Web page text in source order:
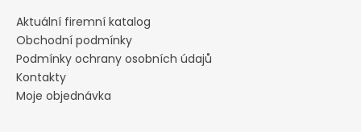
Aktuální firemní katalog
Obchodní podmínky
Podmínky ochrany osobních údajů
Kontakty
Moje objednávka